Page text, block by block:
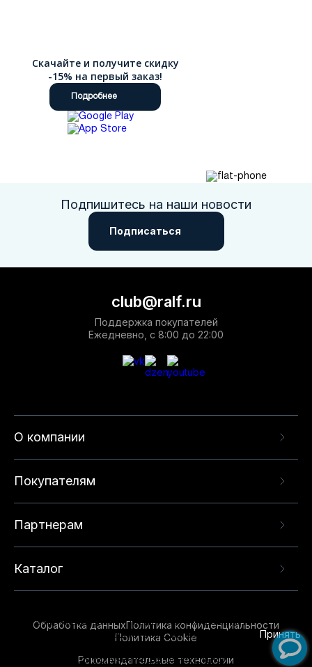
Скачайте и получите скидку
-15% на первый заказ!
Подробнее
Подпишитесь на наши новости
Подписаться
О компании
Покупателям
Партнерам
Каталог
club@ralf.ru
Поддержка покупателей
Ежедневно, с 8:00 до 22:00
Обработка данныхПолитика конфиденциальности
Политика Cookie
Рекомендательные технологии
опыта на нашем сайте. Продолжая использовать
данный сайт, вы соглашаетесь с использованием
технологий. Для получения дополнительной
Принять